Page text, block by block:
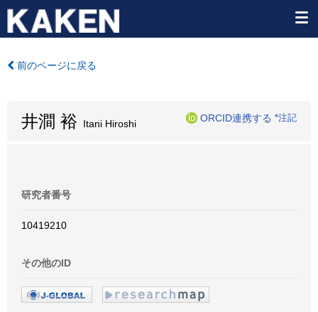
前のページに戻る
井澗 裕 Itani Hiroshi
ORCID連携する *注記
研究者番号
10419210
その他のID